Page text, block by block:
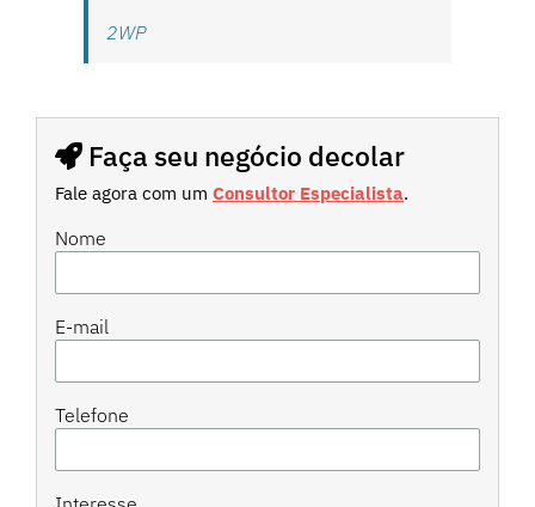
2WP
Faça seu negócio decolar
Fale agora com um Consultor Especialista.
Nome
E-mail
Telefone